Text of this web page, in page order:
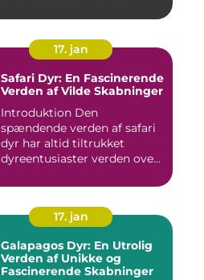
17. jan
Safari Dyr: En Fascinerende
Verden af Vilde Skabninger
Introduktion Den
spændende verden af safari
dyr har altid tiltrukket
dyreentusiaster verden over.
17. jan
Galapagos Dyr: En Utrolig
Verden af Unikke og
Fascinerende Skabninger